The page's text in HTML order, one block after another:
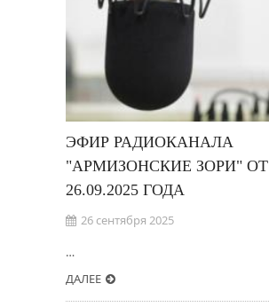
ЭФИР РАДИОКАНАЛА
"АРМИЗОНСКИЕ ЗОРИ" ОТ
26.09.2025 ГОДА
26 сентября 2025
…
ДАЛЕЕ